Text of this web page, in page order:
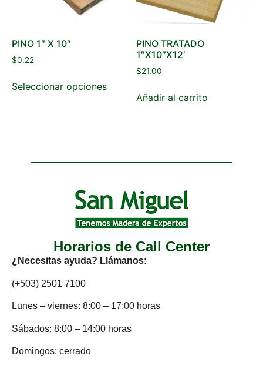
PINO 1″ X 10″
$0.22
Seleccionar opciones
PINO TRATADO
1″X10″X12′
$21.00
Añadir al carrito
Horarios de Call Center
¿Necesitas ayuda? Llámanos:
(+503) 2501 7100
Lunes – viernes: 8:00 – 17:00 horas
Sábados: 8:00 – 14:00 horas
Domingos: cerrado